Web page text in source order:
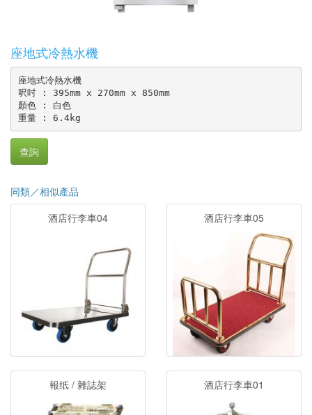
座地式冷熱水機
座地式冷熱水機
呎吋 : 395mm x 270mm x 850mm
顏色 : 白色
查詢
同類／相似產品
酒店行李車04
酒店行李車05
報纸 / 雜誌架 酒店行李車01